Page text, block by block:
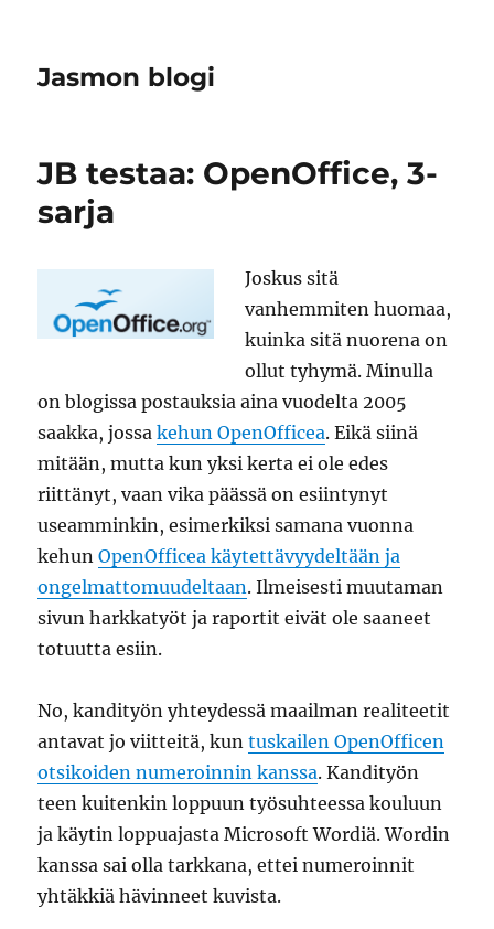
Jasmon blogi
JB testaa: OpenOffice, 3-
sarja
Joskus sitä
vanhemmiten huomaa,
kuinka sitä nuorena on
ollut tyhymä. Minulla
on blogissa postauksia aina vuodelta 2005
saakka, jossakehun OpenOfficea. Eikä siinä
mitään, mutta kun yksi kerta ei ole edes
riittänyt, vaan vika päässä on esiintynyt
useamminkin, esimerkiksi samana vuonna
kehunOpenOfficea käytettävyydeltään ja
ongelmattomuudeltaan. Ilmeisesti muutaman
sivun harkkatyöt ja raportit eivät ole saaneet
totuutta esiin.
No, kandityön yhteydessä maailman realiteetit
antavat jo viitteitä, kuntuskailen OpenOfficen
otsikoiden numeroinnin kanssa. Kandityön
teen kuitenkin loppuun työsuhteessa kouluun
ja käytin loppuajasta Microsoft Wordiä. Wordin
kanssa sai olla tarkkana, ettei numeroinnit
yhtäkkiä hävinneet kuvista.